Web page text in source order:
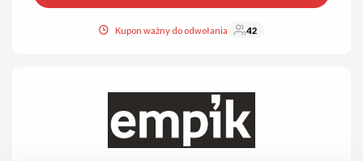
Kupon ważny do odwołania 42